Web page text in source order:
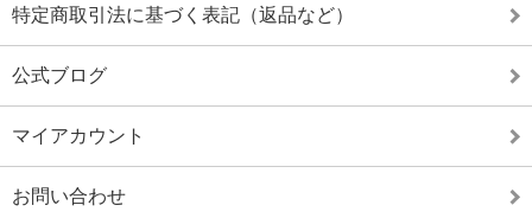
特定商取引法に基づく表記（返品など）
公式ブログ
マイアカウント
お問い合わせ